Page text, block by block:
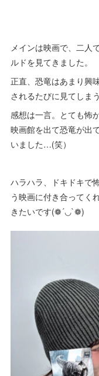
メインは映画で、二人
ルドを見てきました。
正直、恐竜はあまり興
されるたびに見てしま
感想は一言。とても怖
映画館を出て恐竜が出
いました…(笑）
ハラハラ、ドキドキで
う映画に付き合ってく
きたいです(❁´◡`❁)